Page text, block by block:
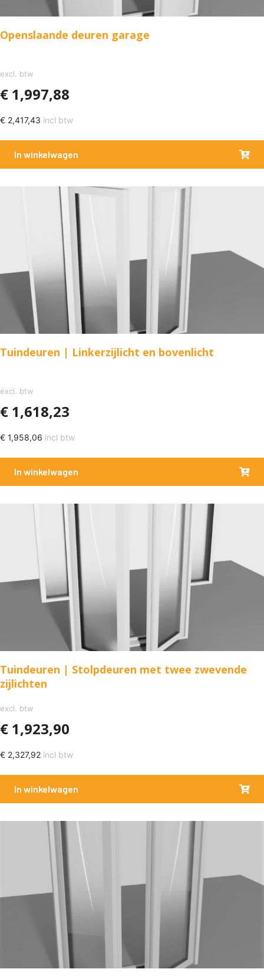
Openslaande deuren garage
excl. btw
€ 1,997,88
€ 2,417,43 incl btw
In winkelwagen
Tuindeuren | Linkerzijlicht en bovenlicht
excl. btw
€ 1,618,23
€ 1,958,06 incl btw
In winkelwagen
Tuindeuren | Stolpdeuren met twee zwevende
zijlichten
excl. btw
€ 1,923,90
€ 2,327,92 incl btw
In winkelwagen